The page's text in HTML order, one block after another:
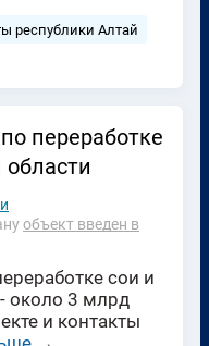
республики Алтай
переработке
области
объект введен в
сои и
около 3 млрд
и контакты